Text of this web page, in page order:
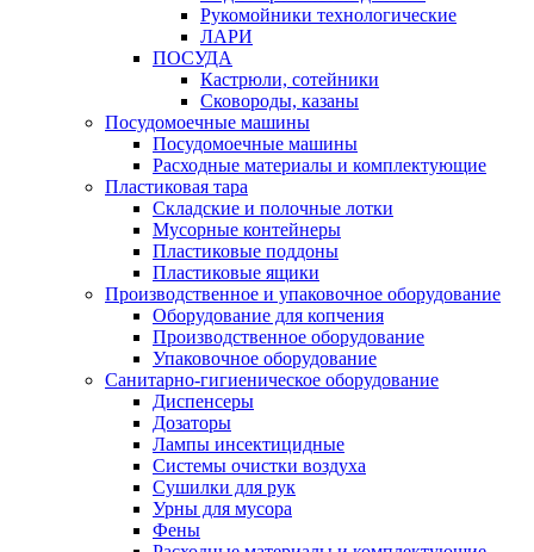
Рукомойники технологические
ЛАРИ
ПОСУДА
Кастрюли, сотейники
Сковороды, казаны
Посудомоечные машины
Посудомоечные машины
Расходные материалы и комплектующие
Пластиковая тара
Складские и полочные лотки
Мусорные контейнеры
Пластиковые поддоны
Пластиковые ящики
Производственное и упаковочное оборудование
Оборудование для копчения
Производственное оборудование
Упаковочное оборудование
Санитарно-гигиеническое оборудование
Диспенсеры
Дозаторы
Лампы инсектицидные
Системы очистки воздуха
Сушилки для рук
Урны для мусора
Фены